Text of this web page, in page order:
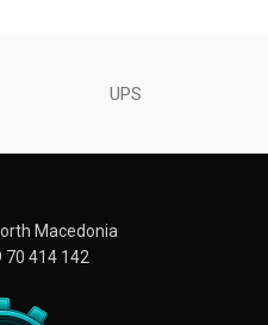
UPS
Macedonia
70 414 142